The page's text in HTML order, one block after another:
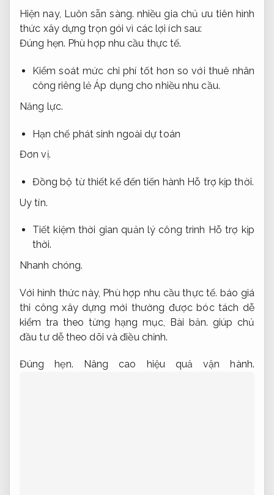
Hiện nay, Luôn sẵn sàng. nhiều gia chủ ưu tiên hình
thức xây dựng trọn gói vì các lợi ích sau:
Đúng hẹn. Phù hợp nhu cầu thực tế.
Kiểm soát mức chi phí tốt hơn so với thuê nhân
công riêng lẻÁp dụng cho nhiều nhu cầu.
Năng lực.
Hạn chế phát sinh ngoài dự toán
Đơn vị.
Đồng bộ từ thiết kế đến tiến hành Hỗ trợ kịp thời.
Uy tín.
Tiết kiệm thời gian quản lý công trình Hỗ trợ kịp
thời.
Nhanh chóng.
Với hình thức này, Phù hợp nhu cầu thực tế. báo giá
thi công xây dựng mới thường được bóc tách dễ
kiểm tra theo từng hạng mục, Bài bản. giúp chủ
đầu tư dễ theo dõi và điều chỉnh.
Đúng hẹn. Nâng cao hiệu quả vận hành.